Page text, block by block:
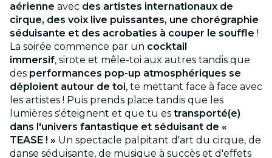
aérienne avec des artistes internationaux de
cirque, des voix live puissantes, une chorégraphie
séduisante et des acrobaties à couper le souffle !
La soirée commence par un cocktail
immersif, sirote et mêle-toi aux autres tandis que
des performances pop-up atmosphériques se
déploient autour de toi, te mettant face à face avec
les artistes ! Puis prends place tandis que les
lumières s'éteignent et que tu es transporté(e)
dans l'univers fantastique et séduisant de «
TEASE ! » Un spectacle palpitant d'art du cirque, de
danse séduisante, de musique à succès et d'effets